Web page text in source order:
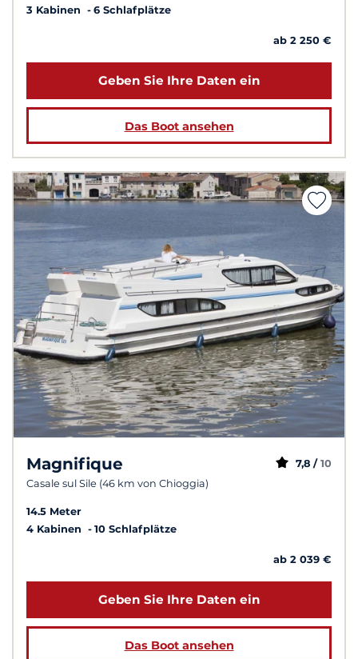
3 Kabinen
6 Schlafplätze
ab 2 250 €
Geben Sie Ihre Daten ein
Das Boot ansehen
Magnifique
Casale sul Sile (46 km von Chioggia)
7,8 / 10
14.5 Meter
4 Kabinen
10 Schlafplätze
ab 2 039 €
Geben Sie Ihre Daten ein
Das Boot ansehen